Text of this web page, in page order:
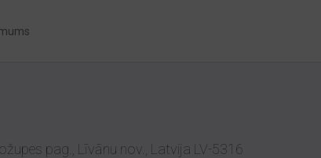
pag., Līvānu nov., Latvija LV-5316